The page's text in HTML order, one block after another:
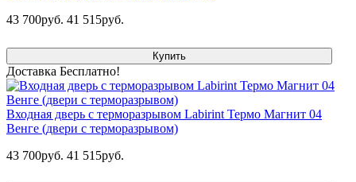
43 700руб. 41 515руб.
Купить
Доставка Бесплатно!
Входная дверь с терморазрывом Labirint Термо Магнит 04
Венге (двери с терморазрывом)
43 700руб. 41 515руб.